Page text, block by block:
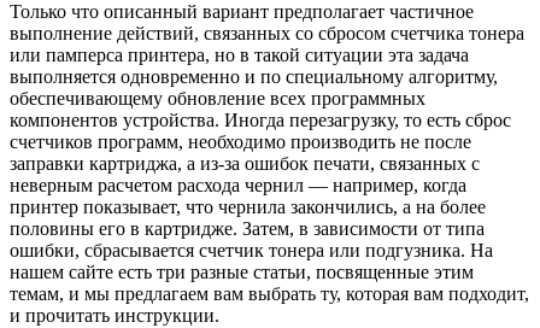
Только что описанный вариант предполагает частичное
выполнение действий, связанных со сбросом счетчика тонера
или памперса принтера, но в такой ситуации эта задача
выполняется одновременно и по специальному алгоритму,
обеспечивающему обновление всех программных
компонентов устройства. Иногда перезагрузку, то есть сброс
счетчиков программ, необходимо производить не после
заправки картриджа, а из-за ошибок печати, связанных с
неверным расчетом расхода чернил — например, когда
принтер показывает, что чернила закончились, а на более
половины его в картридже. Затем, в зависимости от типа
ошибки, сбрасывается счетчик тонера или подгузника. На
нашем сайте есть три разные статьи, посвященные этим
темам, и мы предлагаем вам выбрать ту, которая вам подходит,
и прочитать инструкции.